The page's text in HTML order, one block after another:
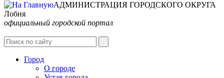
АДМИНИСТРАЦИЯ ГОРОДСКОГО ОКРУГА
Лобня
официальный городской портал
Город
О городе